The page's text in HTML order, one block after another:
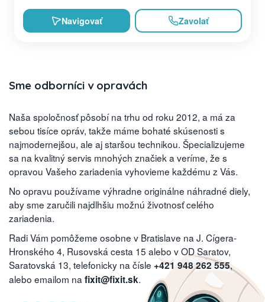
Navigovať Zavolať
Sme odborníci v opravách
Naša spoločnosť pôsobí na trhu od roku 2012, a má za
sebou tisíce opráv, takže máme bohaté skúsenosti s
najmodernejšou, ale aj staršou technikou. Špecializujeme
sa na kvalitný servis mnohých značiek a veríme, že s
opravou Vašeho zariadenia vyhovieme každému z Vás.
No opravu používame výhradne originálne náhradné diely,
aby sme zaručili najdlhšiu možnú životnosť celého
zariadenia.
Radi Vám pomôžeme osobne v Bratislave na J. Cígera-
Hronského 4, Rusovská cesta 15 alebo v OD Saratov,
Saratovská 13, telefonicky na čísle +421 948 262 555,
alebo emailom na fixit@fixit.sk.